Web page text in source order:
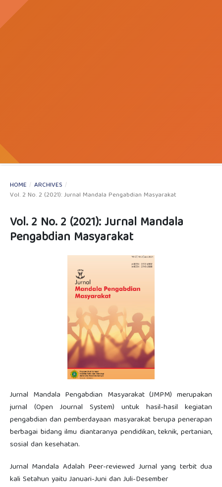
HOME / ARCHIVES /
Vol. 2 No. 2 (2021): Jurnal Mandala Pengabdian Masyarakat
Vol. 2 No. 2 (2021): Jurnal Mandala
Pengabdian Masyarakat
Jurnal Mandala Pengabdian Masyarakat (JMPM) merupakan
jurnal (Open Journal System) untuk hasil-hasil kegiatan
pengabdian dan pemberdayaan masyarakat berupa penerapan
berbagai bidang ilmu diantaranya pendidikan, teknik, pertanian,
sosial dan kesehatan.
Jurnal Mandala Adalah Peer-reviewed Jurnal yang terbit dua
kali Setahun yaitu Januari-Juni dan Juli-Desember